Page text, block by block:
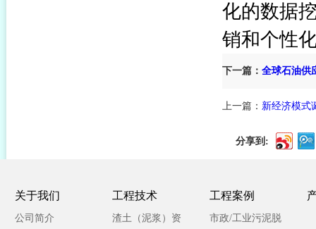
化的数据
销和个性
下一篇： 全球石油供
上一篇： 新经济模式
分享到:
关于我们
公司简介
工程技术
渣土（泥浆）资
工程案例
市政/工业污泥脱